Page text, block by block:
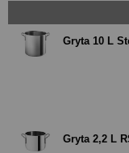
Gryta 10 L
Gryta 2,2 L